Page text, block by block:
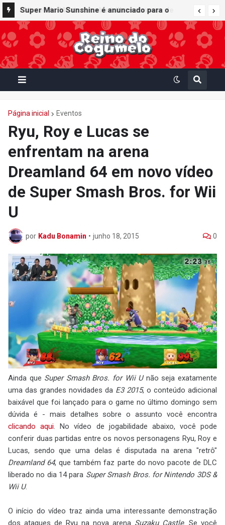
Super Mario Sunshine é anunciado para o
Nintendo GameCube - Nintendo Classics do
Nintendo Switch Online
Página inicial Eventos
Ryu, Roy e Lucas se
enfrentam na arena
Dreamland 64 em novo vídeo
de Super Smash Bros. for Wii
U
por Kadu Bonamin • junho 18, 2015 0
Ainda que Super Smash Bros. for Wii Unão seja exatamente
uma das grandes novidades da E3 2015, o conteúdo adicional
baixável que foi lançado para o game no último domingo sem
dúvida é - mais detalhes sobre o assunto você encontra
clicando aqui. No vídeo de jogabilidade abaixo, você pode
conferir duas partidas entre os novos personagens Ryu, Roy e
Lucas, sendo que uma delas é disputada na arena "retrô"
Dreamland 64, que também faz parte do novo pacote de DLC
liberado no dia 14 para Super Smash Bros. for Nintendo 3DS &
Wii U.
O início do vídeo traz ainda uma interessante demonstração
dos ataques de Ryu na nova arena Suzaku Castle. Se você